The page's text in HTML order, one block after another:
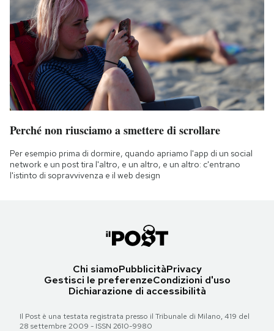
Perché non riusciamo a smettere di scrollare
Per esempio prima di dormire, quando apriamo l'app di un social
network e un post tira l'altro, e un altro, e un altro: c'entrano
l'istinto di sopravvivenza e il web design
Chi siamoPubblicitàPrivacy
Gestisci le preferenzeCondizioni d'uso
Dichiarazione di accessibilità
Il Post è una testata registrata presso il Tribunale di Milano, 419 del
28 settembre 2009 - ISSN 2610-9980